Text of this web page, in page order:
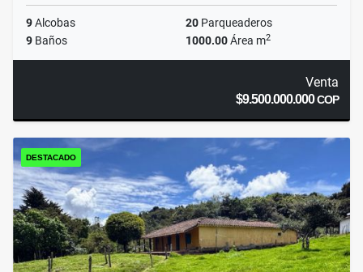
9Alcobas 20 Parqueaderos
9 Baños 1000.00Área m2
Venta
$9.500.000.000COP
DESTACADO